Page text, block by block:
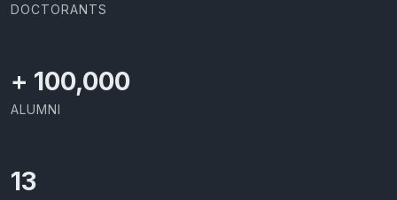
DOCTORANTS
+ 100,000
ALUMNI
13